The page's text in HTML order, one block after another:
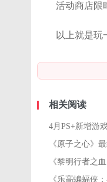
活动商店限
以上就是玩
相关阅读